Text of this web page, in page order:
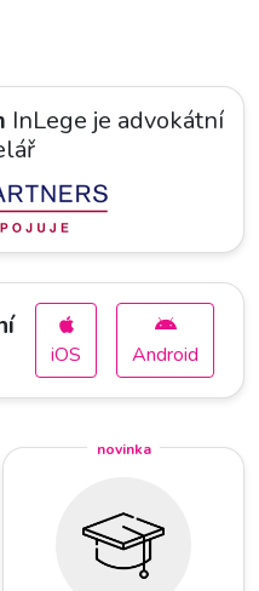
InLege je advokátní
iOS Android
novinka